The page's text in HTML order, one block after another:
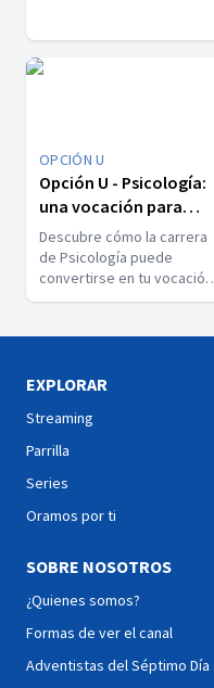
impacto con su talento.
OPCIÓN U
Opción U - Psicología:
una vocación para
apoyar y sanar
Descubre cómo la carrera
de Psicología puede
convertirse en tu vocación
y guiar tu propósito. La
entender el
marcar la diferencia en la
futuro en este episodio!
EXPLORAR
Streaming
Parrilla
Series
Oramos por ti
SOBRE NOSOTROS
¿Quienes somos?
Formas de ver el canal
Adventistas del Séptimo Día